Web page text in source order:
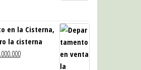
en la Cisterna,
la cisterna
El